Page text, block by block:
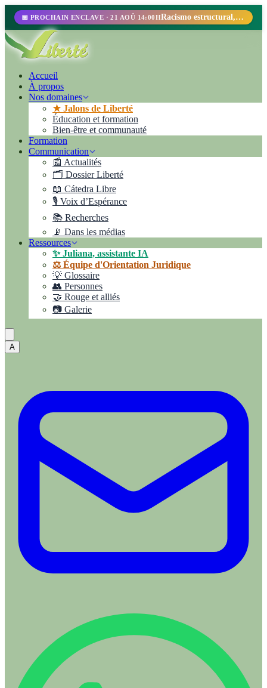
📅 PROCHAIN ENCLAVE · 21 AOÛ 14:00H Racismo estructural, perfilamiento racial y abolicionismo carcelario.
Accueil
À propos
Nos domaines
★ Jalons de Liberté
Éducation et formation
Bien-être et communauté
Formation
Communication
📰 Actualités
🗂️ Dossier Liberté
📖 Cátedra Libre
🎙️ Voix d’Espérance
📚 Recherches
📡 Dans les médias
Ressources
✨ Juliana, assistante IA
⚖️ Équipe d'Orientation Juridique
💡 Glossaire
👥 Personnes
🤝 Rouge et alliés
📷 Galerie
A